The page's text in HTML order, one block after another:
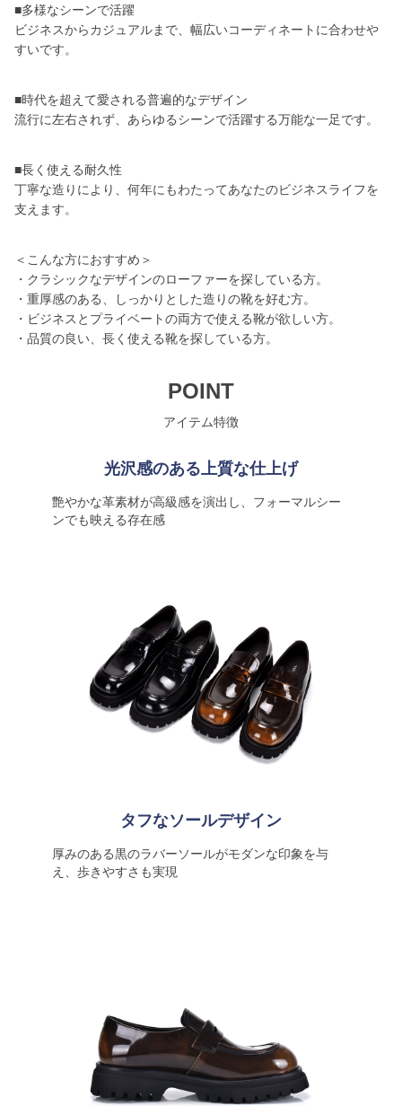
■多様なシーンで活躍
ビジネスからカジュアルまで、幅広いコーディネートに合わせや
すいです。
■時代を超えて愛される普遍的なデザイン
流行に左右されず、あらゆるシーンで活躍する万能な一足です。
■長く使える耐久性
丁寧な造りにより、何年にもわたってあなたのビジネスライフを
支えます。
＜こんな方におすすめ＞
・クラシックなデザインのローファーを探している方。
・重厚感のある、しっかりとした造りの靴を好む方。
・ビジネスとプライベートの両方で使える靴が欲しい方。
・品質の良い、長く使える靴を探している方。
POINT
アイテム特徴
光沢感のある上質な仕上げ
艶やかな革素材が高級感を演出し、フォーマルシー
ンでも映える存在感
タフなソールデザイン
厚みのある黒のラバーソールがモダンな印象を与
え、歩きやすさも実現